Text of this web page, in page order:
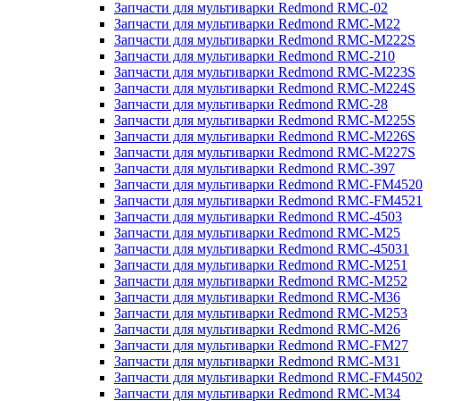
Запчасти для мультиварки Redmond RMC-02
Запчасти для мультиварки Redmond RMC-M22
Запчасти для мультиварки Redmond RMC-M222S
Запчасти для мультиварки Redmond RMC-210
Запчасти для мультиварки Redmond RMC-M223S
Запчасти для мультиварки Redmond RMC-M224S
Запчасти для мультиварки Redmond RMC-28
Запчасти для мультиварки Redmond RMC-M225S
Запчасти для мультиварки Redmond RMC-M226S
Запчасти для мультиварки Redmond RMC-M227S
Запчасти для мультиварки Redmond RMC-397
Запчасти для мультиварки Redmond RMC-FM4520
Запчасти для мультиварки Redmond RMC-FM4521
Запчасти для мультиварки Redmond RMC-4503
Запчасти для мультиварки Redmond RMC-M25
Запчасти для мультиварки Redmond RMC-45031
Запчасти для мультиварки Redmond RMC-M251
Запчасти для мультиварки Redmond RMC-M252
Запчасти для мультиварки Redmond RMC-M36
Запчасти для мультиварки Redmond RMC-M253
Запчасти для мультиварки Redmond RMC-M26
Запчасти для мультиварки Redmond RMC-FM27
Запчасти для мультиварки Redmond RMC-M31
Запчасти для мультиварки Redmond RMC-FM4502
Запчасти для мультиварки Redmond RMC-M34